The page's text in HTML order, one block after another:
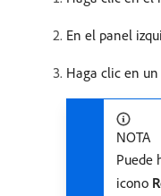
En el panel
Haga clic en
NOTA
Puede
icono